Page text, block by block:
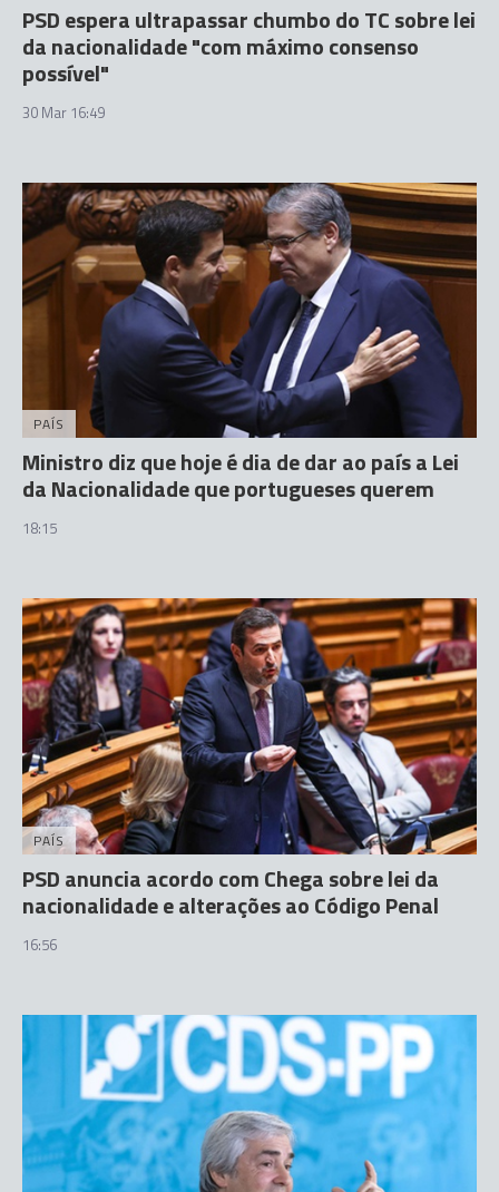
PSD espera ultrapassar chumbo do TC sobre lei
da nacionalidade "com máximo consenso
possível"
30 Mar 16:49
PAÍS
Ministro diz que hoje é dia de dar ao país a Lei
da Nacionalidade que portugueses querem
18:15
PAÍS
PSD anuncia acordo com Chega sobre lei da
nacionalidade e alterações ao Código Penal
16:56